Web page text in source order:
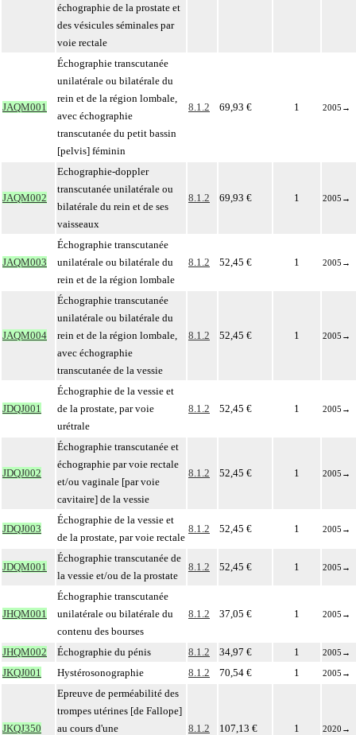
échographie de la prostate et
des vésicules séminales par
voie rectale
JAQM001
Échographie transcutanée
unilatérale ou bilatérale du
rein et de la région lombale,
avec échographie
transcutanée du petit bassin
[pelvis] féminin
8.1.2 69,93 € 1 2005 →
JAQM002
Echographie-doppler
transcutanée unilatérale ou
bilatérale du rein et de ses
vaisseaux
8.1.2 69,93 € 1 2005 →
JAQM003
Échographie transcutanée
unilatérale ou bilatérale du
rein et de la région lombale
8.1.2 52,45 € 1 2005 →
JAQM004
Échographie transcutanée
unilatérale ou bilatérale du
rein et de la région lombale,
avec échographie
transcutanée de la vessie
8.1.2 52,45 € 1 2005 →
JDQJ001
Échographie de la vessie et
de la prostate, par voie
urétrale
8.1.2 52,45 € 1 2005 →
JDQJ002
Échographie transcutanée et
échographie par voie rectale
et/ou vaginale [par voie
cavitaire] de la vessie
8.1.2 52,45 € 1 2005 →
JDQJ003
Échographie de la vessie et
de la prostate, par voie rectale
8.1.2 52,45 € 1 2005 →
JDQM001
Échographie transcutanée de
la vessie et/ou de la prostate
8.1.2 52,45 € 1 2005 →
JHQM001
Échographie transcutanée
unilatérale ou bilatérale du
contenu des bourses
8.1.2 37,05 € 1 2005 →
JHQM002 Échographie du pénis 8.1.2 34,97 € 1 2005 →
JKQJ001 Hystérosonographie 8.1.2 70,54 € 1 2005 →
JKQJ350
Epreuve de perméabilité des
trompes utérines [de Fallope]
au cours d'une
8.1.2 107,13 € 1 2020 →